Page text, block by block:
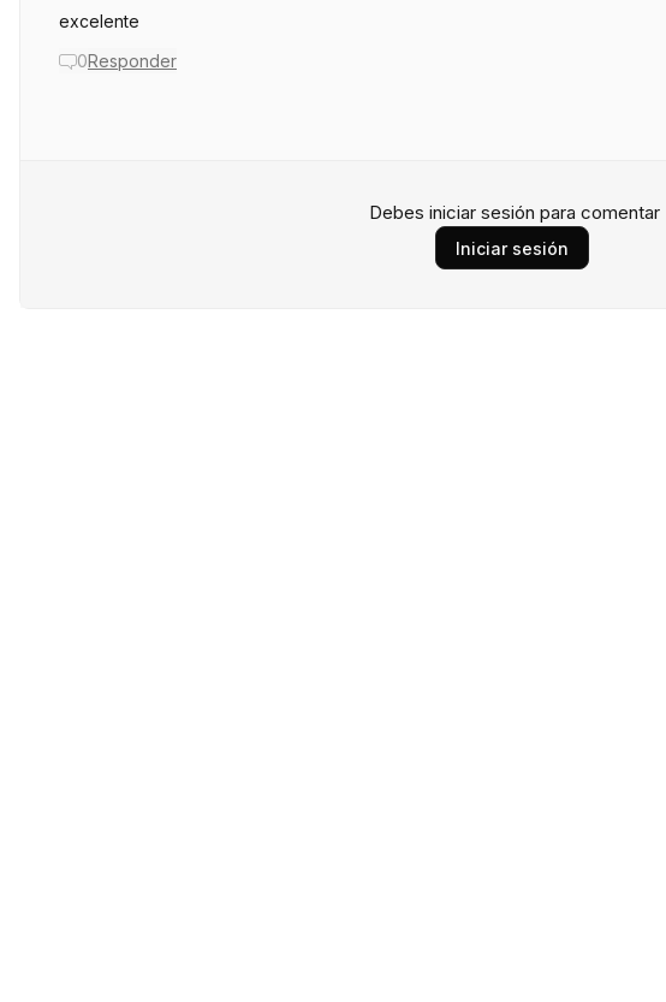
excelente
0Responder
Debes iniciar sesión para comentar
Iniciar sesión